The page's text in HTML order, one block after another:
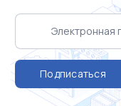
Подписаться